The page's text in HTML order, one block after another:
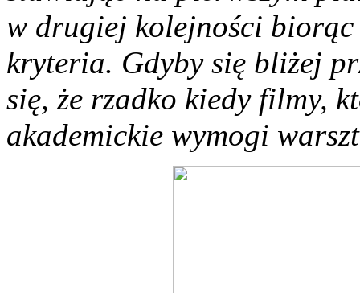
w drugiej kolejności biorąc
kryteria. Gdyby się bliżej
się, że rzadko kiedy filmy,
akademickie wymogi